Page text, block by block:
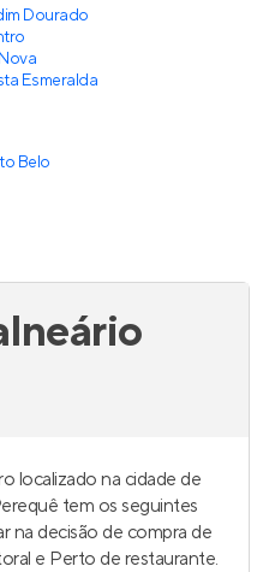
Dourado
Esmeralda
Belo
localizado na cidade de
tem os seguintes
na decisão de compra de
e Perto de restaurante.